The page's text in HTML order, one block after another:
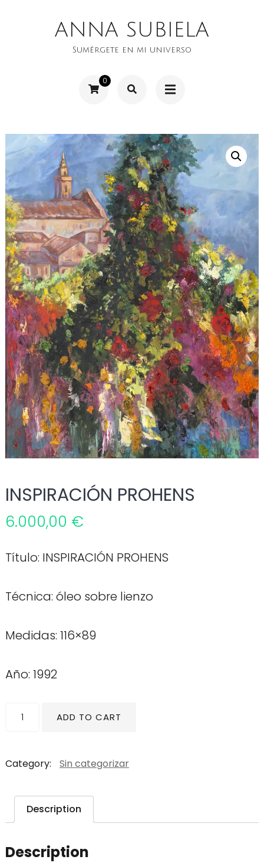
Intro)
ANNA SUBIELA
Sumérgete en mi universo
0
INSPIRACIÓN PROHENS
6.000,00 €
Título: INSPIRACIÓN PROHENS
Técnica: óleo sobre lienzo
Medidas: 116×89
Año: 1992
INSPIRACIÓNADD TO CART
Category: Sin categorizar
Description
Description